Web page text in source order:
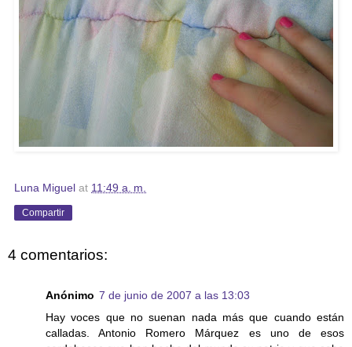
Luna Miguel at 11:49 a. m.
Compartir
4 comentarios:
Anónimo 7 de junio de 2007 a las 13:03
Hay voces que no suenan nada más que cuando están
calladas. Antonio Romero Márquez es uno de esos